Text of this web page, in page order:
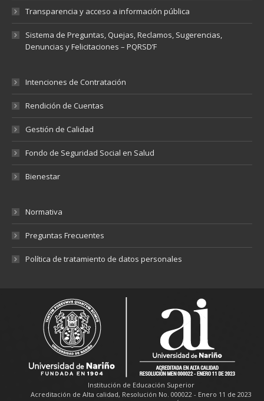
Transparencia y acceso a información pública
Sistema de Preguntas, Quejas, Reclamos, Sugerencias,
Denuncias y Felicitaciones – PQRSD’F
Intenciones de Contratación
Rendición de Cuentas
Gestión de Calidad
Fondo de Seguridad Social en Salud
Bienestar
Normativa
Preguntas Frecuentes
Política de tratamiento de datos personales
Institución de Educación Superior
Acreditación de Alta calidad, Resolución No. 000022 - Enero 11 de 2023